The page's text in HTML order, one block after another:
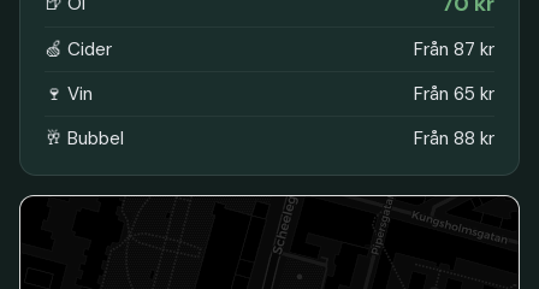
🍏 Cider
Från 87 kr
🍷 Vin
Från 65 kr
🥂 Bubbel
Från 88 kr